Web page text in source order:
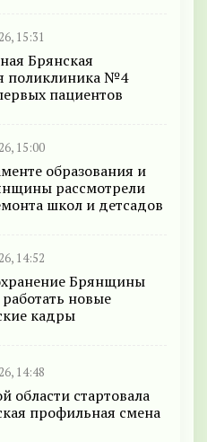
15:31
Брянская
поликлиника №4
пациентов
15:00
образования и
рассмотрели
школ и детсадов
14:52
Брянщины
новые
кадры
14:48
области стартовала
профильная смена